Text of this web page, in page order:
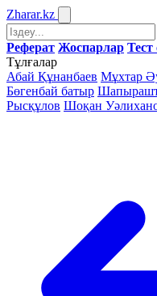
Zharar.kz
Реферат Жоспарлар
Тұлғалар
Абай Құнанбаев Мұхтар
Бөгенбай батыр
Рысқұлов Шоқан